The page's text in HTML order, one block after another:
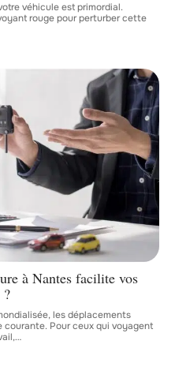
véhicule est primordial.
rouge pour perturber cette
à Nantes facilite vos
?
les déplacements
courante. Pour ceux qui voyagent
…